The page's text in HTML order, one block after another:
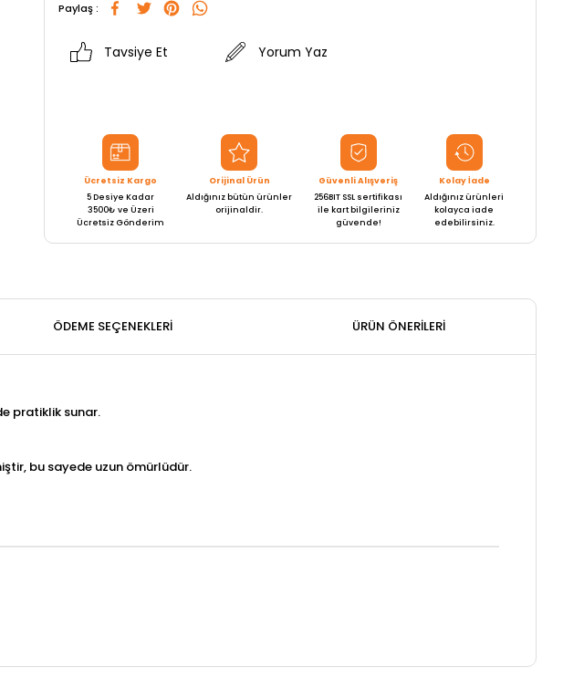
Paylaş :
Tavsiye Et Yorum Yaz
Ücretsiz Kargo
5 Desiye Kadar
3500₺ ve Üzeri
Ücretsiz Gönderim
Orijinal Ürün
Aldığınız bütün ürünler
orijinaldir.
Güvenli Alışveriş
256BIT SSL sertifikası
ile kart bilgileriniz
güvende!
Kolay İade
Aldığınız ürünleri
kolayca iade
edebilirsiniz.
ÖDEME SEÇENEKLERI ÜRÜN ÖNERILERI
pratiklik sunar.
bu sayede uzun ömürlüdür.